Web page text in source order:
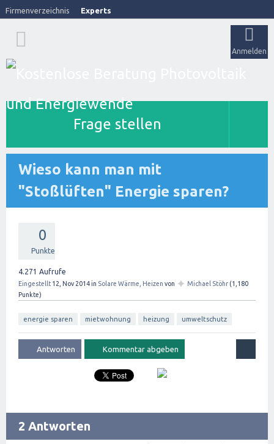
Firmenverzeichnis Experts
Anmelden
Frage stellen
Wieso kann man mit
"Stoßlüften" Energie sparen?
0
Punkte
4.271 Aufrufe
Eingestellt 12, Nov 2014in Solare Wärme, Heizen von ✦ Michael Stöhr (1,180
Punkte)
energie sparen mietwohnung heizung umweltschutz
2 Antworten